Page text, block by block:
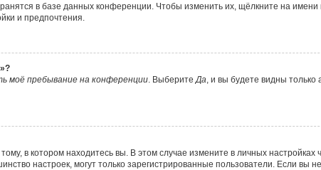
в базе данных конференции. Чтобы изменить их, щёлкните на имени
и предпочтения.
моё пребывание на конференции. ВыберитеДа, и вы будете видны
в котором находитесь вы. В этом случае измените в личных настройках
настроек, могут только зарегистрированные пользователи. Если вы